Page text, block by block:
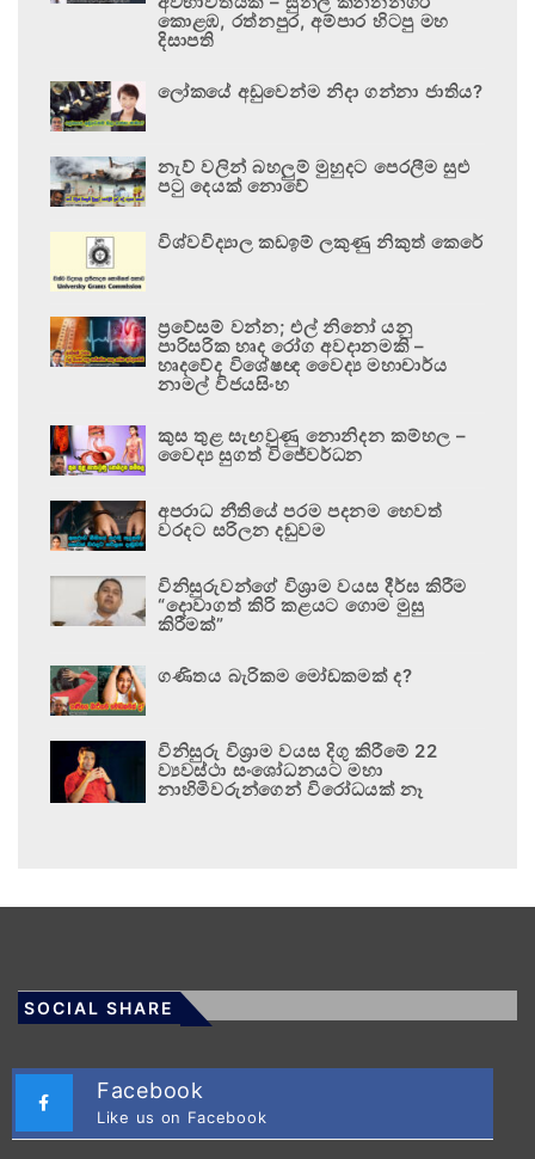
කොළඹ, රත්නපුර, අම්පාර හිටපු මහ
දිසාපති
ලෝකයේ අඩුවෙන්ම නිදා ගන්නා ජාතිය?
නැව් වලින් බහලුම් මුහුදට පෙරලීම සුළු
පටු දෙයක් නොවේ
විශ්වවිද්‍යාල කඩඉම් ලකුණු නිකුත් කෙරේ
ප්‍රවේසම් වන්න; එල් නිනෝ යනු
පාරිසරික හෘද රෝග අවදානමකි –
හෘදවේද විශේෂඥ වෛද්‍ය මහාචාර්ය
නාමල් විජයසිංහ
කුස තුළ සැඟවුණු නොනිදන කම්හල –
වෛද්‍ය සුගත් විජේවර්ධන
අපරාධ නීතියේ පරම පදනම හෙවත්
වරදට සරිලන දඬුවම
විනිසුරුවන්ගේ විශ්‍රාම වයස දීර්ඝ කිරීම
“දොවාගත් කිරි කළයට ගොම මුසු
කිරීමක්”
ගණිතය බැරිකම මෝඩකමක් ද?
විනිසුරු විශ්‍රාම වයස දිගු කිරීමේ 22
ව්‍යවස්ථා සංශෝධනයට මහා
නාහිමිවරුන්ගෙන් විරෝධයක් නෑ
SOCIAL SHARE
Facebook
Like us on Facebook